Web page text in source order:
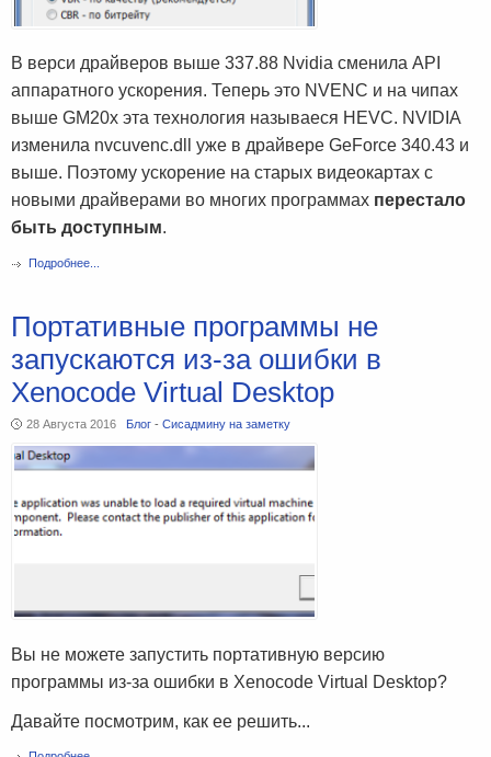
В верси драйверов выше 337.88 Nvidia сменила API
аппаратного ускорения. Теперь это NVENC и на чипах
выше GM20x эта технология называеся HEVC. NVIDIA
изменила nvcuvenc.dll уже в драйвере GeForce 340.43 и
выше. Поэтому ускорение на старых видеокартах с
новыми драйверами во многих программах перестало
быть доступным.
Подробнее...
Портативные программы не
запускаются из-за ошибки в
Xenocode Virtual Desktop
28 Августа 2016 Блог - Сисадмину на заметку
Вы не можете запустить портативную версию
программы из-за ошибки в Xenocode Virtual Desktop?
Давайте посмотрим, как ее решить...